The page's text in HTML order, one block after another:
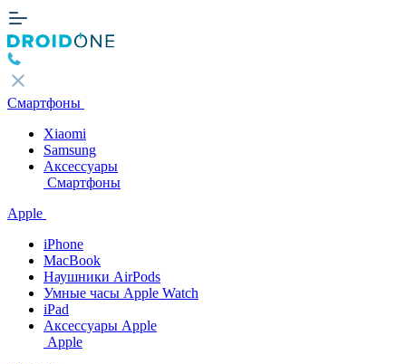
Смартфоны
Xiaomi
Samsung
Аксессуары
Смартфоны
Apple
iPhone
MacBook
Наушники AirPods
Умные часы Apple Watch
iPad
Аксессуары Apple
Apple